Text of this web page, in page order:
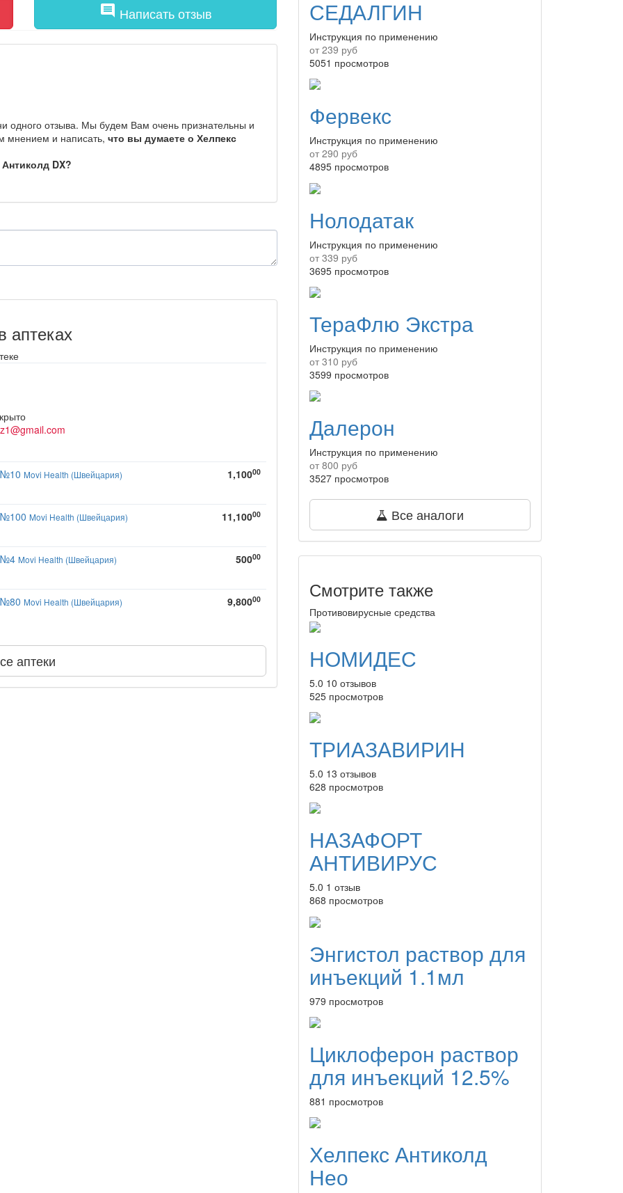
comment Написать отзыв
одного отзыва. Мы будем Вам очень признательны и
мнением и написать, что вы думаете о Хелпекс
DX?
аптеках
№10 Movi Health (Швейцария) 1,10000
Movi Health (Швейцария) 11,10000
№4 Movi Health (Швейцария) 50000
№80 Movi Health (Швейцария) 9,80000
аптеки
СЕДАЛГИН
Инструкция по применению
от 239 руб
5051 просмотров
Фервекс
Инструкция по применению
от 290 руб
4895 просмотров
Нолодатак
Инструкция по применению
от 339 руб
3695 просмотров
ТераФлю Экстра
Инструкция по применению
от 310 руб
3599 просмотров
Далерон
Инструкция по применению
от 800 руб
3527 просмотров
Все аналоги
Смотрите также
Противовирусные средства
НОМИДЕС
5.0 10 отзывов
525 просмотров
ТРИАЗАВИРИН
5.0 13 отзывов
628 просмотров
НАЗАФОРТ
АНТИВИРУС
5.0 1 отзыв
868 просмотров
Энгистол раствор для
инъекций 1.1мл
979 просмотров
Циклоферон раствор
для инъекций 12.5%
881 просмотров
Хелпекс Антиколд
Нео